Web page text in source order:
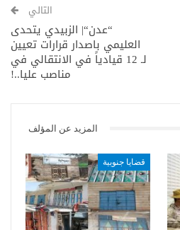
التالي
“عدن“| الزبيدي يتحدى
العليمي باصدار قرارات تعيين
لـ 12 قيادياً في الانتقالي في
مناصب عليا..!
المزيد عن المؤلف
قضايا جنوبية